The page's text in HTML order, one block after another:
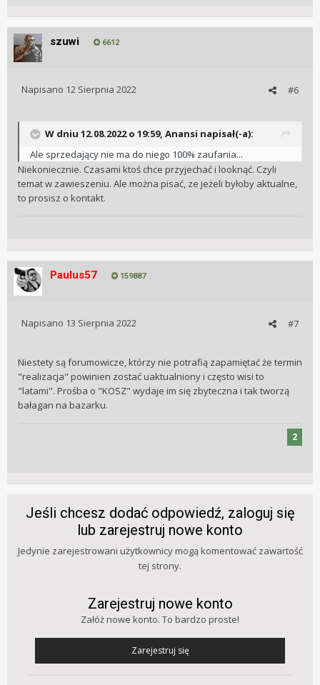
szuwi 6612
#6
Napisano 12 Sierpnia 2022
W dniu 12.08.2022 o 19:59, Anansi napisał(-a):
Ale sprzedający nie ma do niego 100% zaufania...
Niekoniecznie. Czasami ktoś chce przyjechać i looknąć. Czyli
temat w zawieszeniu. Ale można pisać, ze jeżeli byłoby aktualne,
to prosisz o kontakt.
Paulus57 159887
#7
Napisano 13 Sierpnia 2022
Niestety są forumowicze, którzy nie potrafią zapamiętać że termin
"realizacja" powinien zostać uaktualniony i często wisi to
"latami". Prośba o "KOSZ" wydaje im się zbyteczna i tak tworzą
bałagan na bazarku.
2
Jeśli chcesz dodać odpowiedź, zaloguj się
lub zarejestruj nowe konto
Jedynie zarejestrowani użytkownicy mogą komentować zawartość
tej strony.
Zarejestruj nowe konto
Załóż nowe konto. To bardzo proste!
Zarejestruj się